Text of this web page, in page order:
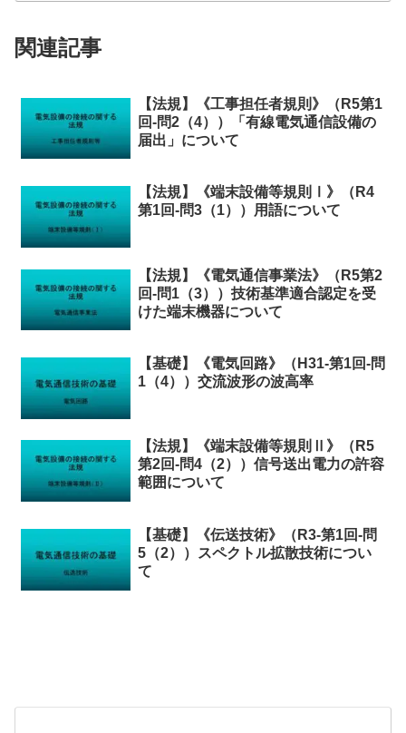
関連記事
【法規】《工事担任者規則》（R5第1
回-問2（4））「有線電気通信設備の
届出」について
【法規】《端末設備等規則Ⅰ》（R4
第1回-問3（1））用語について
【法規】《電気通信事業法》（R5第2
回-問1（3））技術基準適合認定を受
けた端末機器について
【基礎】《電気回路》（H31-第1回-問
1（4））交流波形の波高率
【法規】《端末設備等規則Ⅱ》（R5
第2回-問4（2））信号送出電力の許容
範囲について
【基礎】《伝送技術》（R3-第1回-問
5（2））スペクトル拡散技術につい
て